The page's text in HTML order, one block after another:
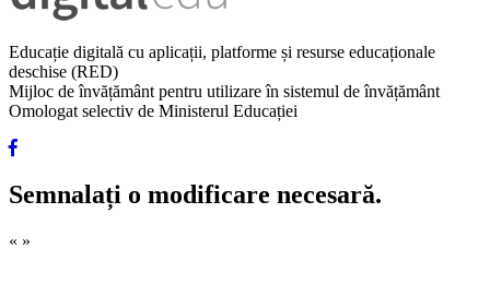
Educație digitală cu aplicații, platforme și resurse educaționale
deschise (RED)
Mijloc de învățământ pentru utilizare în sistemul de învățământ
Omologat selectiv de Ministerul Educației
Semnalați o modificare necesară.
« »